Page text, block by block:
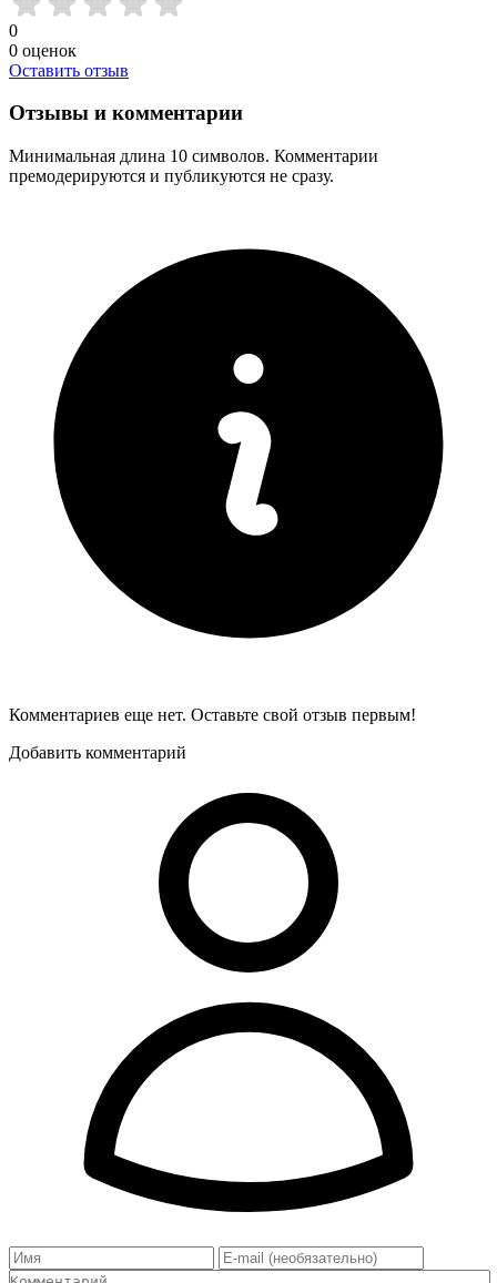
0
0 оценок
Оставить отзыв
Отзывы и комментарии
Минимальная длина 10 символов. Комментарии
премодерируются и публикуются не сразу.
Комментариев еще нет. Оставьте свой отзыв первым!
Добавить комментарий